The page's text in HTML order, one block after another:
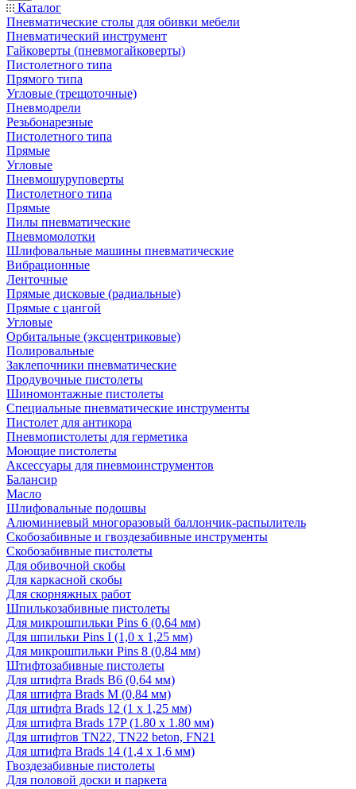
Каталог
Пневматические столы для обивки мебели
Пневматический инструмент
Гайковерты (пневмогайковерты)
Пистолетного типа
Прямого типа
Угловые (трещоточные)
Пневмодрели
Резьбонарезные
Пистолетного типа
Прямые
Угловые
Пневмошуруповерты
Пистолетного типа
Прямые
Пилы пневматические
Пневмомолотки
Шлифовальные машины пневматические
Вибрационные
Ленточные
Прямые дисковые (радиальные)
Прямые с цангой
Угловые
Орбитальные (эксцентриковые)
Полировальные
Заклепочники пневматические
Продувочные пистолеты
Шиномонтажные пистолеты
Специальные пневматические инструменты
Пистолет для антикора
Пневмопистолеты для герметика
Моющие пистолеты
Аксессуары для пневмоинструментов
Балансир
Масло
Шлифовальные подошвы
Алюминиевый многоразовый баллончик-распылитель
Скобозабивные и гвоздезабивные инструменты
Скобозабивные пистолеты
Для обивочной скобы
Для каркасной скобы
Для скорняжных работ
Шпилькозабивные пистолеты
Для микрошпильки Pins 6 (0,64 мм)
Для шпильки Pins I (1,0 х 1,25 мм)
Для микрошпильки Pins 8 (0,84 мм)
Штифтозабивные пистолеты
Для штифта Brads B6 (0,64 мм)
Для штифта Brads M (0,84 мм)
Для штифта Brads 12 (1 х 1,25 мм)
Для штифта Brads 17P (1.80 x 1.80 мм)
Для штифтов TN22, TN22 beton, FN21
Для штифта Brads 14 (1,4 х 1,6 мм)
Гвоздезабивные пистолеты
Для половой доски и паркета